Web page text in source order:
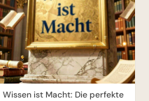
Wissen ist Macht: Die perfekte